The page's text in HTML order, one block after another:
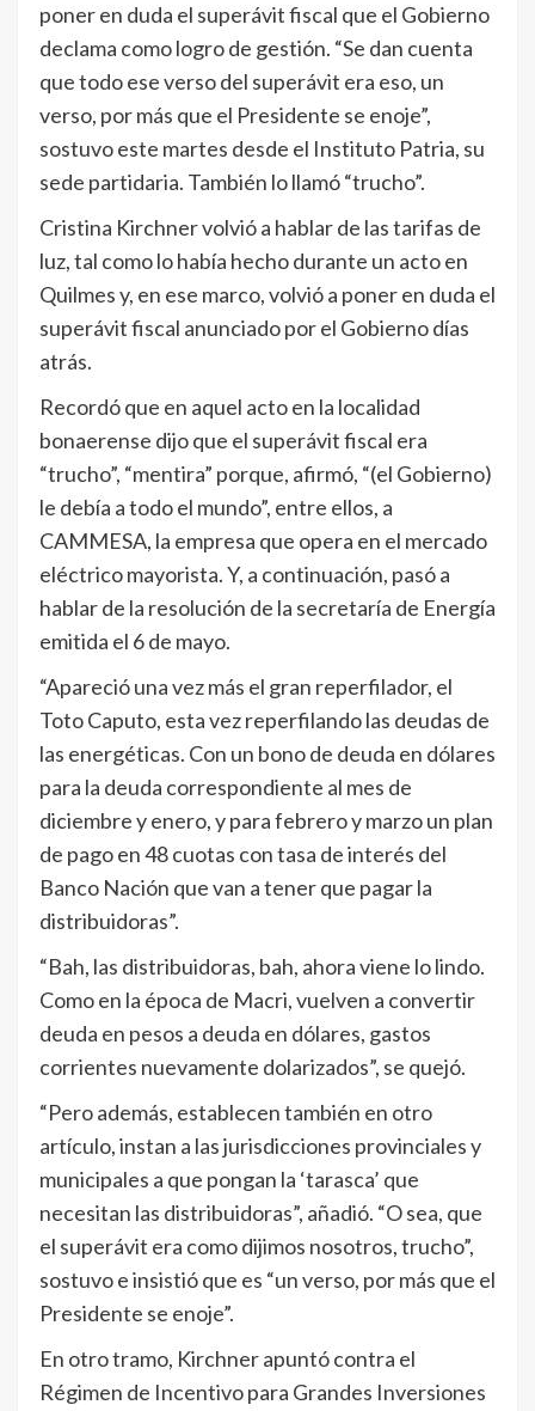
poner en duda el superávit fiscal que el Gobierno
declama como logro de gestión. “Se dan cuenta
que todo ese verso del superávit era eso, un
verso, por más que el Presidente se enoje”,
sostuvo este martes desde el Instituto Patria, su
sede partidaria. También lo llamó “trucho”.
Cristina Kirchner volvió a hablar de las tarifas de
luz, tal como lo había hecho durante un acto en
Quilmes y, en ese marco, volvió a poner en duda el
superávit fiscal anunciado por el Gobierno días
atrás.
Recordó que en aquel acto en la localidad
bonaerense dijo que el superávit fiscal era
“trucho”, “mentira” porque, afirmó, “(el Gobierno)
le debía a todo el mundo”, entre ellos, a
CAMMESA, la empresa que opera en el mercado
eléctrico mayorista. Y, a continuación, pasó a
hablar de la resolución de la secretaría de Energía
emitida el 6 de mayo.
“Apareció una vez más el gran reperfilador, el
Toto Caputo, esta vez reperfilando las deudas de
las energéticas. Con un bono de deuda en dólares
para la deuda correspondiente al mes de
diciembre y enero, y para febrero y marzo un plan
de pago en 48 cuotas con tasa de interés del
Banco Nación que van a tener que pagar la
distribuidoras”.
“Bah, las distribuidoras, bah, ahora viene lo lindo.
Como en la época de Macri, vuelven a convertir
deuda en pesos a deuda en dólares, gastos
corrientes nuevamente dolarizados”, se quejó.
“Pero además, establecen también en otro
artículo, instan a las jurisdicciones provinciales y
municipales a que pongan la ‘tarasca’ que
necesitan las distribuidoras”, añadió. “O sea, que
el superávit era como dijimos nosotros, trucho”,
sostuvo e insistió que es “un verso, por más que el
Presidente se enoje”.
En otro tramo, Kirchner apuntó contra el
Régimen de Incentivo para Grandes Inversiones